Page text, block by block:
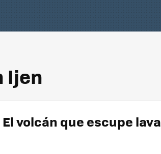
Ijen
volcán que escupe lava